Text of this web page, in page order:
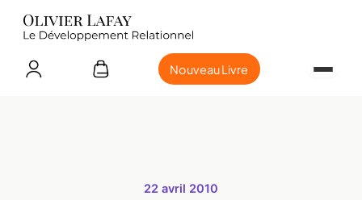
Nouveau Livre
22 avril 2010